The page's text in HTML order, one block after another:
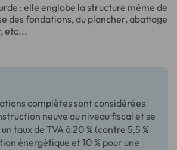
: elle englobe la structure même de
des fondations, du plancher, abattage
etc...
complètes sont considérées
neuve au niveau fiscal et se
taux de TVA à 20 % (contre 5,5 %
énergétique et 10 % pour une